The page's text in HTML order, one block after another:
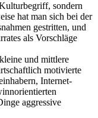
sondern
hat man sich bei der
gestritten, und
als Vorschläge
und mittlere
motivierte
Internet-
aggressive